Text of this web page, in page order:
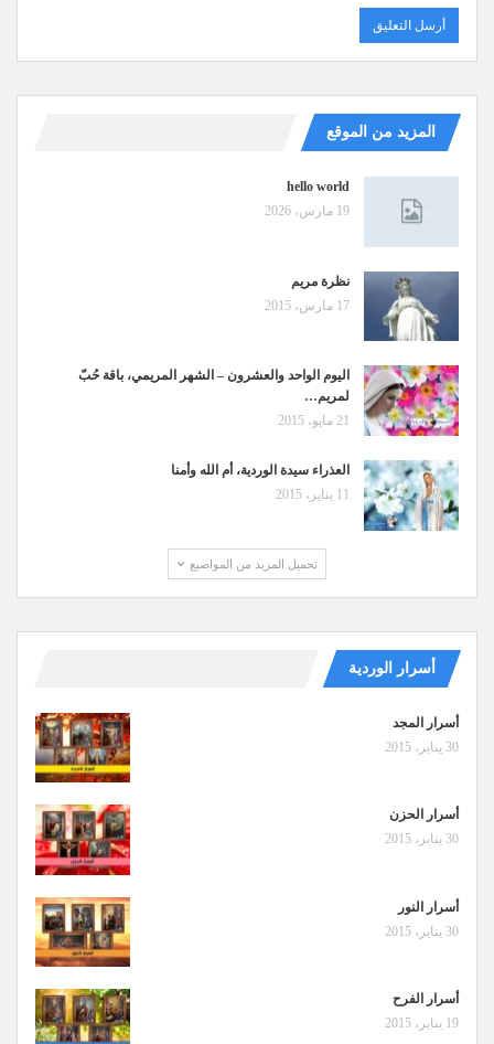
المزيد من الموقع
hello world
19 مارس، 2026
نظرة مريم
17 مارس، 2015
اليوم الواحد والعشرون – الشهر المريمي، باقة حُبّ
لمريم…
21 مايو، 2015
العذراء سيدة الوردية، أم الله وأمنا
11 يناير، 2015
تحميل المزيد من المواضيع
أسرار الوردية
أسرار المجد
30 يناير، 2015
أسرار الحزن
30 يناير، 2015
أسرار النور
30 يناير، 2015
أسرار الفرح
19 يناير، 2015